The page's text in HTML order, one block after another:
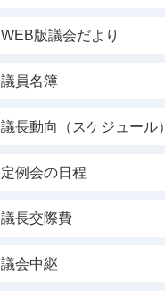
WEB版議会だより
議員名簿
議長動向（スケジュール
定例会の日程
議長交際費
議会中継